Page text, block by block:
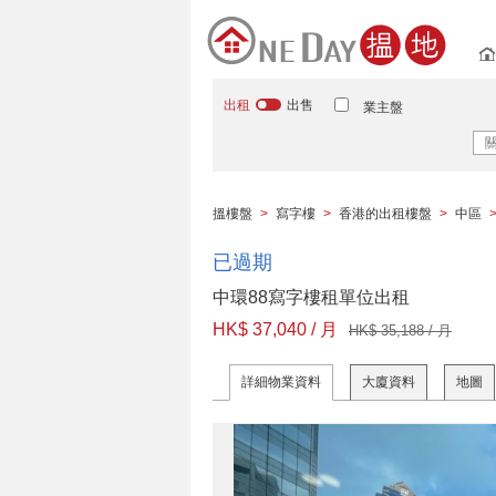
出租 出售 業主盤
搵樓盤 > 寫字樓 > 香港的出租樓盤 > 中區 >
已過期
中環88寫字樓租單位出租
HK$ 37,040 / 月
HK$ 35,188 / 月
詳細物業資料 大廈資料 地圖